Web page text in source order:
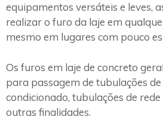
equipamentos versáteis e leves,
realizar o furo da laje em
mesmo em lugares com pouco
Os furos em laje de concreto
para passagem de tubulações
condicionado, tubulações de
outras finalidades.